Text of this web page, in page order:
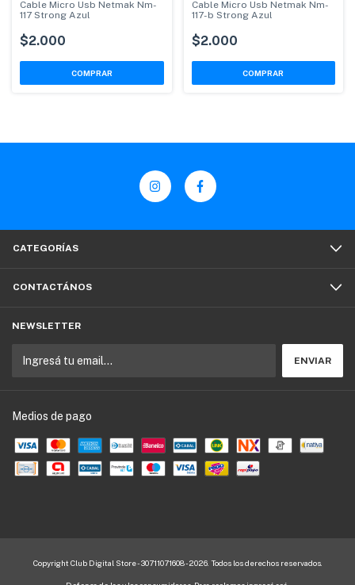
Cable Micro Usb Netmak Nm-
117 Strong Azul
$2.000
Cable Micro Usb Netmak Nm-
117-b Strong Azul
$2.000
CATEGORÍAS
CONTACTÁNOS
NEWSLETTER
Medios de pago
Copyright Club Digital Store - 30711071608 - 2026. Todos los derechos reservados.